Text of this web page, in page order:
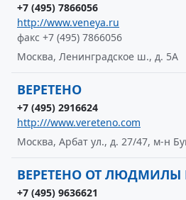
+7 (495) 7866056
http://www.veneya.ru
факс +7 (495) 7866056
Москва, Ленинградское ш., д. 5А
ВЕРЕТЕНО
+7 (495) 2916624
http:///www.vereteno.com
Москва, Арбат ул., д. 27/47, м-н
ВЕРЕТЕНО ОТ
+7 (495) 9636621